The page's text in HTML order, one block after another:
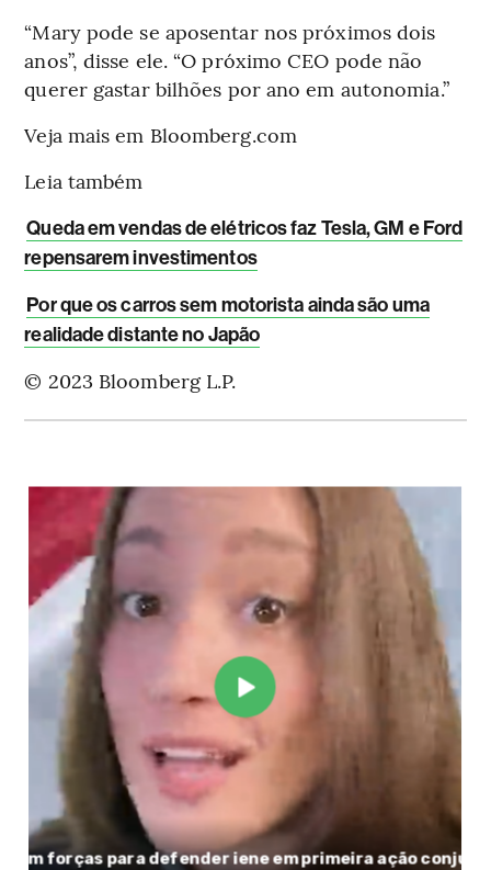
“Mary pode se aposentar nos próximos dois
anos”, disse ele. “O próximo CEO pode não
querer gastar bilhões por ano em autonomia.”
Veja mais em Bloomberg.com
Leia também
Queda em vendas de elétricos faz Tesla, GM e Ford
repensarem investimentos
Por que os carros sem motorista ainda são uma
realidade distante no Japão
© 2023 Bloomberg L.P.